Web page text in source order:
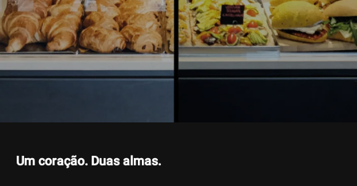
Um coração. Duas almas.